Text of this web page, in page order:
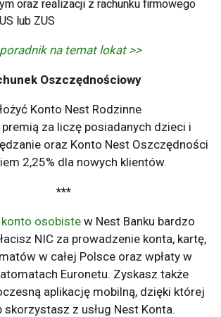
oraz realizacji z rachunku firmowego
lub ZUS
na temat lokat >>
Oszczędnościowy
Konto Nest Rodzinne
za liczę posiadanych dzieci i
oraz Konto Nest Oszczędności
2,25% dla nowych klientów.
***
konto osobiste w Nest Banku bardzo
NIC za prowadzenie konta, kartę,
w całej Polsce oraz wpłaty w
Euronetu. Zyskasz także
aplikację mobilną, dzięki której
z usług Nest Konta.